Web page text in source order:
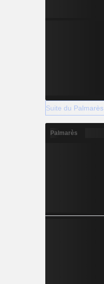
Suite du Palmarès
Palmarès